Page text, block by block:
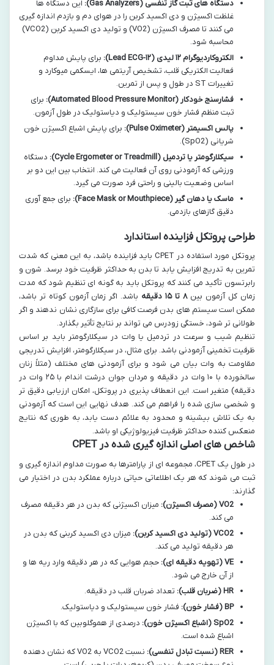
دستگاه های ثبت گاز تنفسی (Gas Analyzers):
این دستگاه ها
غلظت اکسیژن و دی اکسید کربن را در هوای دم و بازدم اندازه گیری
می کنند تا مصرف اکسیژن (VO2) و تولید دی اکسید کربن (VCO2)
محاسبه شود.
الکتروکاردیوگرام ۱۲ لیدی (۱۲-Lead ECG):
برای پایش مداوم
فعالیت الکتریکی قلب، تشخیص آریتمی ها، ایسکمی میوکارد و
تغییرات ST در طول و پس از تمرین.
فشارسنج خودکار (Automated Blood Pressure Monitor):
برای
ثبت منظم فشار خون سیستولیک و دیاستولیک در طول آزمون.
پالس اکسیمتر (Pulse Oximeter):
برای پایش اشباع اکسیژن خون
شریانی (SpO2).
سیکلارگومتر یا تردمیل (Cycle Ergometer or Treadmill):
دستگاه
ورزشی که آزمودنی روی آن فعالیت می کند. انتخاب بین این دو بر
اساس وضعیت بالینی و راحتی فرد صورت می گیرد.
ماسک یا دهان گیر (Face Mask or Mouthpiece):
برای جمع آوری
دقیق گازهای بازدمی.
طراحی پروتکل فزاینده استاندارد
پروتکل مورد استفاده در CPET باید فزاینده باشد، به این معنی که شدت
تمرین به تدریج افزایش یابد تا بدن به حداکثر ظرفیت خود برسد. شون و
رابرتسون تأکید می کنند که پروتکل باید به گونه ای تنظیم شود که مدت
زمان کل آزمون بین۸ تا ۱۵ دقیقه
باشد. اگر زمان آزمون کوتاه تر باشد،
ممکن است سیستم های بدن فرصت کافی برای سازگاری نشان ندهند و اگر
طولانی تر شود، خستگی زودرس می تواند بر نتایج تأثیر بگذارد.
تنظیم شیب و سرعت در تردمیل یا وات در سیکلارگومتر باید بر اساس
ظرفیت تخمینی آزمودنی باشد. برای مثال، در سیکلارگومتر، افزایش تدریجی
مقاومت به وات بیان می شود و برای آزمودنی های مختلف (مثلاً زنان
سالخورده با ۱۰ وات در دقیقه و مردان جوان درشت اندام با ۲۵ وات در
دقیقه) متغیر است. این انعطاف پذیری در پروتکل، امکان ارزیابی دقیق تر
و شخصی سازی شده را فراهم می کند. هدف نهایی این است که آزمودنی
به یک تلاش بیشینه و محدود به علائم دست یابد، به طوری که نتایج
منعکس کننده حداکثر ظرفیت فیزیولوژیکی او باشد.
شاخص های اصلی اندازه گیری شده در CPET
در طول یک CPET، مجموعه ای از پارامترها به صورت مداوم اندازه گیری و
ثبت می شوند که هر یک اطلاعاتی حیاتی درباره عملکرد بدن در اختیار می
گذارند:
VO2 (مصرف اکسیژن):
میزان اکسیژنی که بدن در هر دقیقه مصرف
می کند.
VCO2 (تولید دی اکسید کربن):
میزان دی اکسید کربنی که بدن در
هر دقیقه تولید می کند.
VE (تهویه دقیقه ای):
حجم هوایی که در هر دقیقه وارد ریه ها و
از آن خارج می شود.
HR (ضربان قلب):
تعداد ضربان قلب در دقیقه.
BP (فشار خون):
فشار خون سیستولیک و دیاستولیک.
SpO2 (اشباع اکسیژن خون):
درصدی از هموگلوبین که با اکسیژن
اشباع شده است.
RER (نسبت تبادل تنفسی):
نسبت VCO2 به VO2 که نشان دهنده